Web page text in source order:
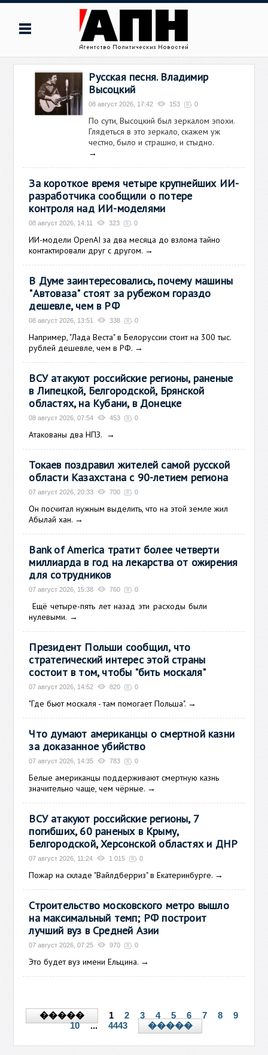
Русская песня. Владимир
Высоцкий
08 август 2026, 17:42 153 0
По сути, Высоцкий был зеркалом эпохи.
Глядеться в это зеркало, скажем уж
честно, было и страшно, и стыдно.
→
За короткое время четыре крупнейших ИИ-
разработчика сообщили о потере
контроля над ИИ-моделями
08 август 2026, 14:11 323 0
ИИ-модели OpenAI за два месяца до взлома тайно
контактировали друг с другом. →
В Думе заинтересовались, почему машины
"Автоваза" стоят за рубежом гораздо
дешевле, чем в РФ
08 август 2026, 13:51 338 0
Например, "Лада Веста" в Белоруссии стоит на 300 тыс.
рублей дешевле, чем в РФ. →
ВСУ атакуют российские регионы, раненые
в Липецкой, Белгородской, Брянской
областях, на Кубани, в Донецке
08 август 2026, 07:54 453 0
Атакованы два НПЗ. →
Токаев поздравил жителей самой русской
области Казахстана с 90-летием региона
07 август 2026, 20:33 700 0
Он посчитал нужным выделить, что на этой земле жил
Абылай хан. →
Bank of America тратит более четверти
миллиарда в год на лекарства от ожирения
для сотрудников
07 август 2026, 15:38 760 0
Ещё четыре-пять лет назад эти расходы были
нулевыми. →
Президент Польши сообщил, что
стратегический интерес этой страны
состоит в том, чтобы "бить москаля"
07 август 2026, 14:52 820 0
"Где бьют москаля - там помогает Польша". →
Что думают американцы о смертной казни
за доказанное убийство
07 август 2026, 14:35 783 0
Белые американцы поддерживают смертную казнь
значительно чаще, чем чёрные. →
ВСУ атакуют российские регионы, 7
погибших, 60 раненых в Крыму,
Белгородской, Херсонской областях и ДНР
07 август 2026, 11:24 1 015 0
Пожар на складе "Вайлдберриз" в Екатеринбурге. →
Строительство московского метро вышло
на максимальный темп; РФ построит
лучший вуз в Средней Азии
07 август 2026, 07:25 970 0
Это будет вуз имени Ельцина. →
����� 1 2 3 4 5 6 7 8
9
10
... 4443 �����